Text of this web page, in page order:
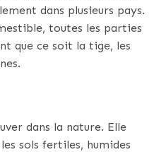
dans plusieurs pays.
toutes les parties
que ce soit la tige, les
dans la nature. Elle
sols fertiles, humides